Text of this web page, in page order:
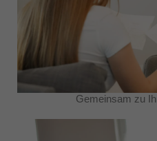
Gemeinsam zu